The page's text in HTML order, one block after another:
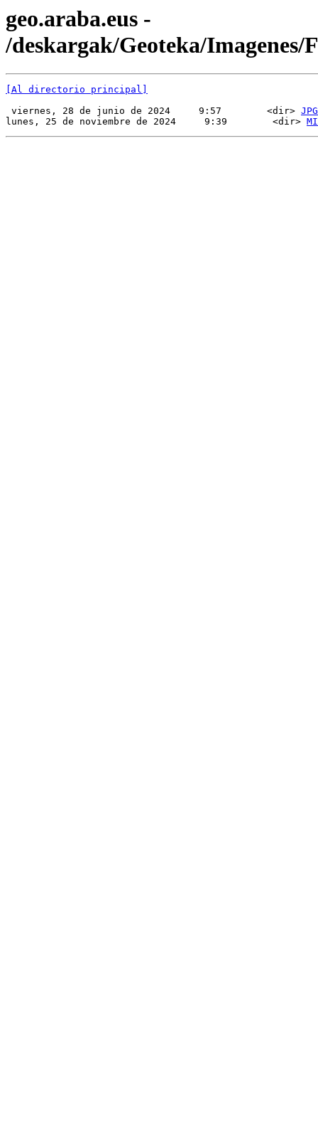
geo.araba.eus -
/deskargak/Geoteka/Imagenes/
[Al directorio principal]
viernes, 28 de junio de 2024     9:57        <dir> JPG
lunes, 25 de noviembre de 2024     9:39        <dir>